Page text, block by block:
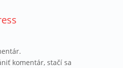
komentár, stačí sa